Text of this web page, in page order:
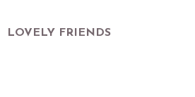
LOVELY FRIENDS